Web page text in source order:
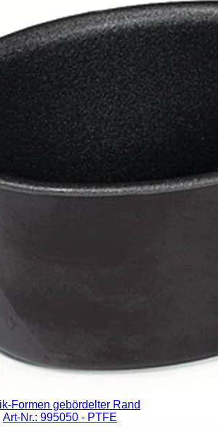
Formen gebördelter Rand
Art-Nr.: 995050 - PTFE